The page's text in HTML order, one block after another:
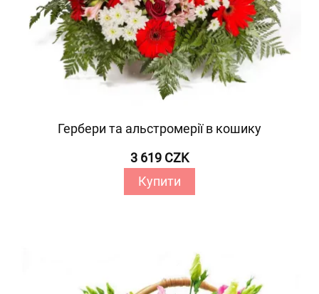
Гербери та альстромерії в кошику
3 619 CZK
Купити